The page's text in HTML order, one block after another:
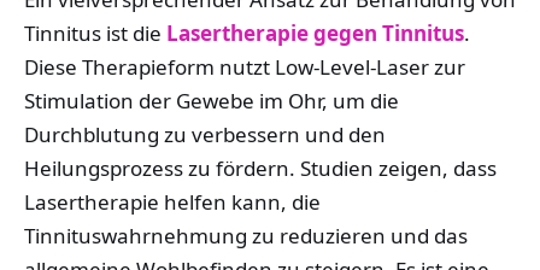
Tinnitus ist die Lasertherapie gegen Tinnitus.
Diese Therapieform nutzt Low-Level-Laser zur
Stimulation der Gewebe im Ohr, um die
Durchblutung zu verbessern und den
Heilungsprozess zu fördern. Studien zeigen, dass
Lasertherapie helfen kann, die
Tinnituswahrnehmung zu reduzieren und das